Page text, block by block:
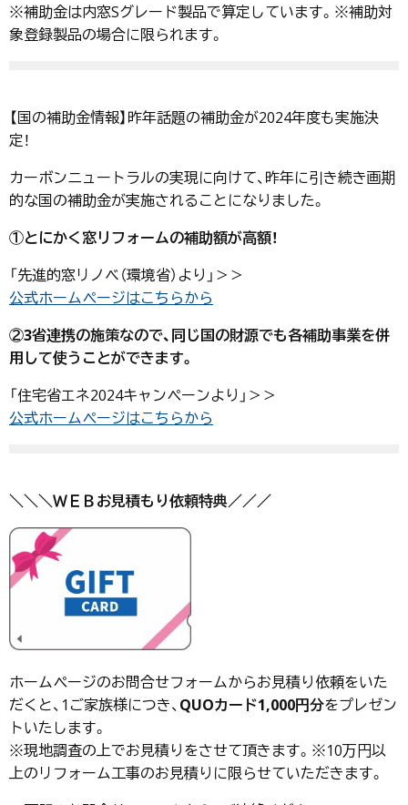
※補助金は内窓Sグレード製品で算定しています。※補助対
象登録製品の場合に限られます。
【国の補助金情報】昨年話題の補助金が2024年度も実施決
定！
カーボンニュートラルの実現に向けて、昨年に引き続き画期
的な国の補助金が実施されることになりました。
①とにかく窓リフォームの補助額が高額！
「先進的窓リノベ（環境省）より」＞＞
公式ホームページはこちらから
②3省連携の施策なので、同じ国の財源でも各補助事業を併
用して使うことができます。
「住宅省エネ2024キャンペーンより」＞＞
公式ホームページはこちらから
＼＼＼ＷＥＢお見積もり依頼特典／／／
ホームページのお問合せフォームからお見積り依頼をいた
だくと、1ご家族様につき、QUOカード1,000円分をプレゼン
トいたします。
※現地調査の上でお見積りをさせて頂きます。※10万円以
上のリフォーム工事のお見積りに限らせていただきます。